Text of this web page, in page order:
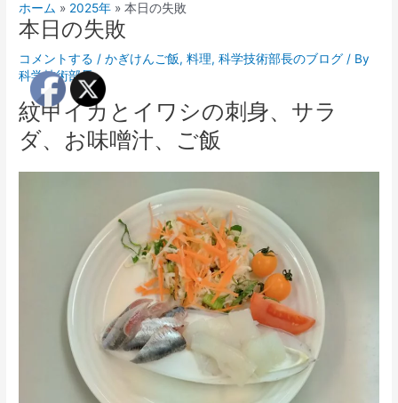
ホーム 2025年 本日の失敗
本日の失敗
コメントする /かぎけんご飯,料理,科学技術部長のブログ / By
科学技術部長
紋甲イカとイワシの刺身、サラ
ダ、お味噌汁、ご飯